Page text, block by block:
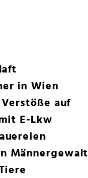
in Wien
auf
E-Lkw
Männergewalt